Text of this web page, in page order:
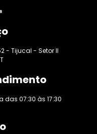
- Tijucal - Setor II
07:30 às 17:30